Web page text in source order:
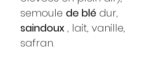
semoule de blé dur,
saindoux , lait, vanille,
safran.